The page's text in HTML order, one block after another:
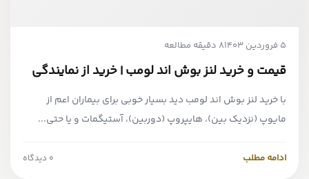
5 فروردین 1403 8 دقیقه مطالعه
قیمت و خرید لنز بوش اند لومب | خرید از نمایندگی
با خرید لنز بوش اند لومب دید بسیار خوبی برای بیماران اعم از
مایوپ (نزدیک بین)، هایپروپ (دوربین)، آستیگمات و یا حتی...
ادامه مطلب 0 دیدگاه